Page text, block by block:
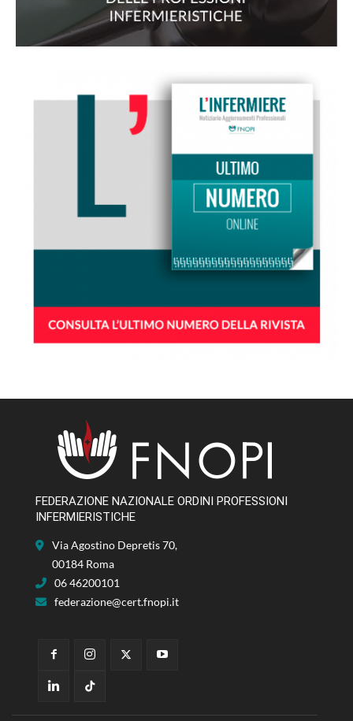
FEDERAZIONE NAZIONALE ORDINI PROFESSIONI
INFERMIERISTICHE
Via Agostino Depretis 70,
00184 Roma
06 46200101
federazione@cert.fnopi.it